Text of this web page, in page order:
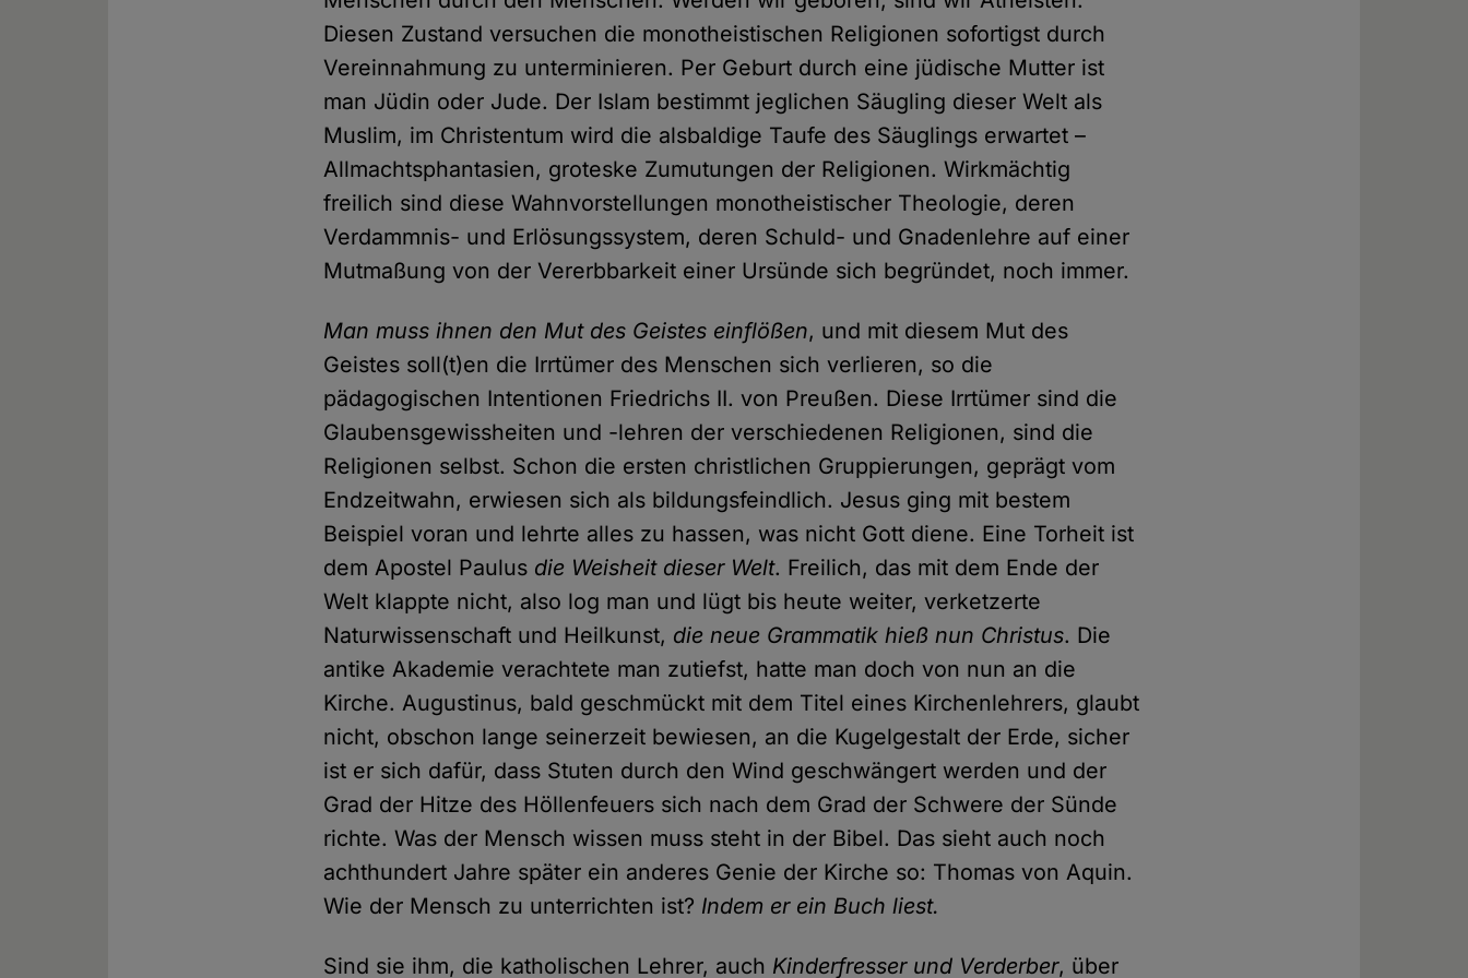
Diesen Zustand versuchen die monotheistischen Religionen sofortigst durch
Vereinnahmung zu unterminieren. Per Geburt durch eine jüdische Mutter ist
man Jüdin oder Jude. Der Islam bestimmt jeglichen Säugling dieser Welt als
Muslim, im Christentum wird die alsbaldige Taufe des Säuglings erwartet –
Allmachtsphantasien, groteske Zumutungen der Religionen. Wirkmächtig
freilich sind diese Wahnvorstellungen monotheistischer Theologie, deren
Verdammnis- und Erlösungssystem, deren Schuld- und Gnadenlehre auf einer
Mutmaßung von der Vererbbarkeit einer Ursünde sich begründet, noch immer.
Man muss ihnen den Mut des Geistes einflößen, und mit diesem Mut des
Geistes soll(t)en die Irrtümer des Menschen sich verlieren, so die
pädagogischen Intentionen Friedrichs II. von Preußen. Diese Irrtümer sind die
Glaubensgewissheiten und -lehren der verschiedenen Religionen, sind die
Religionen selbst. Schon die ersten christlichen Gruppierungen, geprägt vom
Endzeitwahn, erwiesen sich als bildungsfeindlich. Jesus ging mit bestem
Beispiel voran und lehrte alles zu hassen, was nicht Gott diene. Eine Torheit ist
dem Apostel Paulus die Weisheit dieser Welt. Freilich, das mit dem Ende der
Welt klappte nicht, also log man und lügt bis heute weiter, verketzerte
Naturwissenschaft und Heilkunst, die neue Grammatik hieß nun Christus. Die
antike Akademie verachtete man zutiefst, hatte man doch von nun an die
Kirche. Augustinus, bald geschmückt mit dem Titel eines Kirchenlehrers, glaubt
nicht, obschon lange seinerzeit bewiesen, an die Kugelgestalt der Erde, sicher
ist er sich dafür, dass Stuten durch den Wind geschwängert werden und der
Grad der Hitze des Höllenfeuers sich nach dem Grad der Schwere der Sünde
richte. Was der Mensch wissen muss steht in der Bibel. Das sieht auch noch
achthundert Jahre später ein anderes Genie der Kirche so: Thomas von Aquin.
Wie der Mensch zu unterrichten ist? Indem er ein Buch liest.
Sind sie ihm, die katholischen Lehrer, auch Kinderfresser und Verderber, über